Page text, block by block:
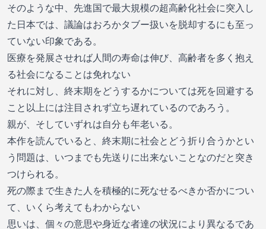
そのような中、先進国で最大規模の超高齢化社会に突入し
た日本では、議論はおろかタブー扱いを脱却するにも至っ
ていない印象である。
医療を発展させれば人間の寿命は伸び、高齢者を多く抱え
る社会になることは免れない
それに対し、終末期をどうするかについては死を回避する
こと以上には注目されず立ち遅れているのであろう。
親が、そしていずれは自分も年老いる。
本作を読んでいると、終末期に社会とどう折り合うかとい
う問題は、いつまでも先送りに出来ないことなのだと突き
つけられる。
死の際まで生きた人を積極的に死なせるべきか否かについ
て、いくら考えてもわからない
思いは、個々の意思や身近な者達の状況により異なるであ